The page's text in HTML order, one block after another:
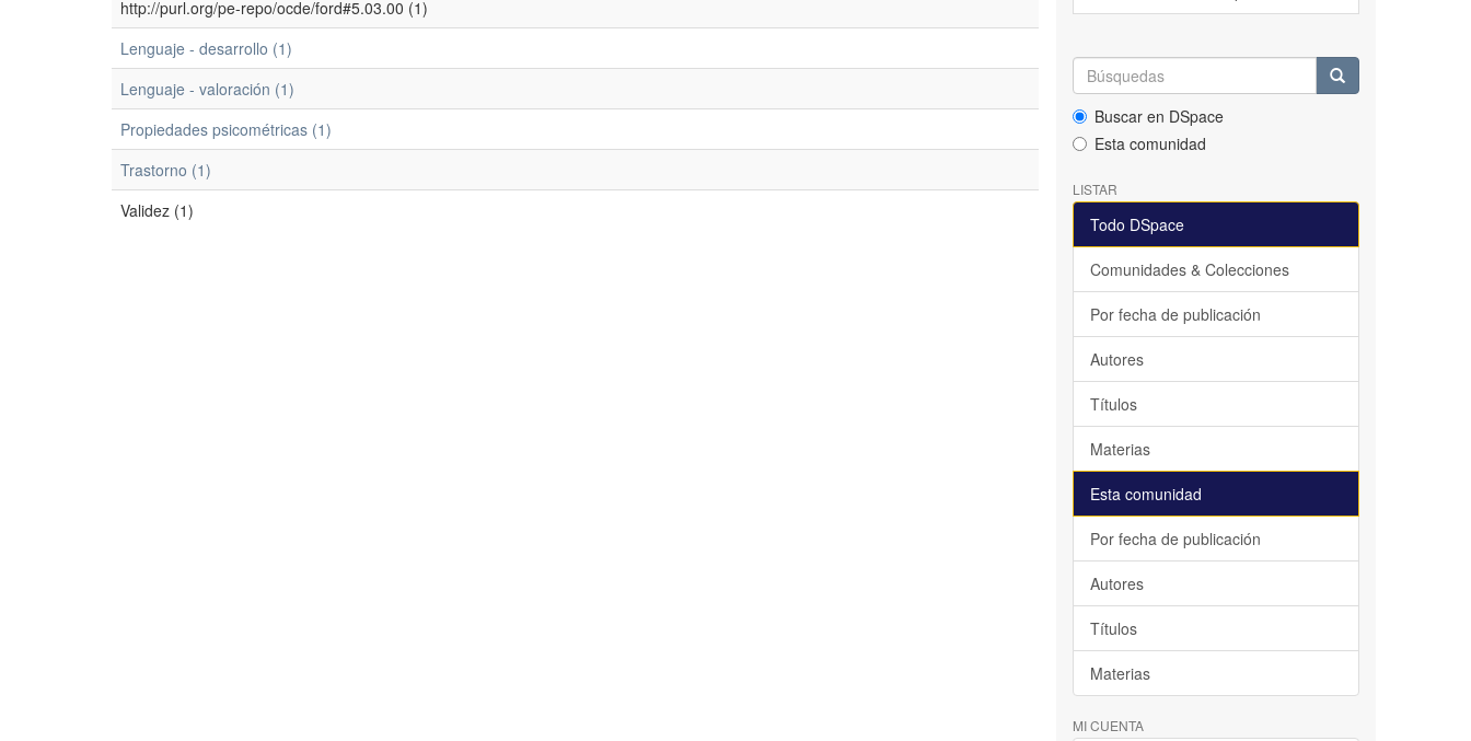
http://purl.org/pe-repo/ocde/ford#5.03.00 (1)
Lenguaje - desarrollo (1)
Lenguaje - valoración (1)
Propiedades psicométricas (1)
Trastorno (1)
Validez (1)
Buscar en DSpace
Esta comunidad
LISTAR
Todo DSpace
Comunidades & Colecciones
Por fecha de publicación
Autores
Títulos
Materias
Esta comunidad
Por fecha de publicación
Autores
Títulos
Materias
MI CUENTA